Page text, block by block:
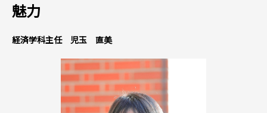
魅力
経済学科主任 児玉 直美